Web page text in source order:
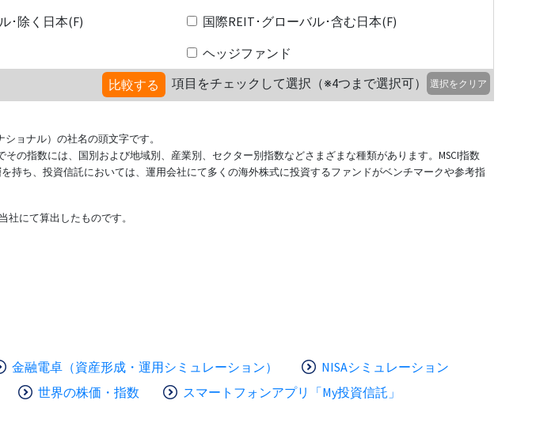
･除く日本(F)
国際REIT･グローバル･含む日本(F)
ヘッジファンド
比較する
項目をチェックして選択（※4つまで選択可） 選択をクリア
ョナル）の社名の頭文字です。
の指数には、国別および地域別、産業別、セクター別指数などさまざまな種類があります。MSCI指数
ち、投資信託においては、運用会社にて多くの海外株式に投資するファンドがベンチマークや参考指
社にて算出したものです。
金融電卓（資産形成・運用シミュレーション）
NISAシミュレーション
世界の株価・指数 スマートフォンアプリ「My投資信託」